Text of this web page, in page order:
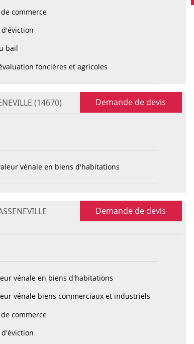
commerce
bail
foncières et agricoles
(14670) Demande de devis
vénale en biens d'habitations
Demande de devis
vénale en biens d'habitations
vénale biens commerciaux et industriels
commerce